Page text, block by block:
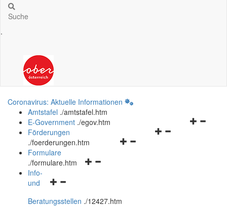
Suche
.
Coronavirus: Aktuelle Informationen
Amtstafel ./amtstafel.htm
Navigationsmenü
E-Government ./egov.htm
Navigationsmenü
Förderungen
./foerderungen.htm
Navigationsmenü
Formulare
./formulare.htm
Navigationsmenü
und
Info-
und
Beratungsstellen ./12427.htm